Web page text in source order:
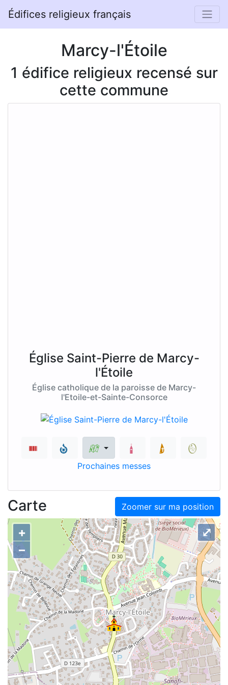
Édifices religieux français
Marcy-l'Étoile
1 édifice religieux recensé sur
cette commune
Église Saint-Pierre de Marcy-
l'Étoile
Église catholique de la paroisse de Marcy-
l'Etoile-et-Sainte-Consorce
Prochaines messes
Zoomer sur ma position
Carte
+
–
⤢